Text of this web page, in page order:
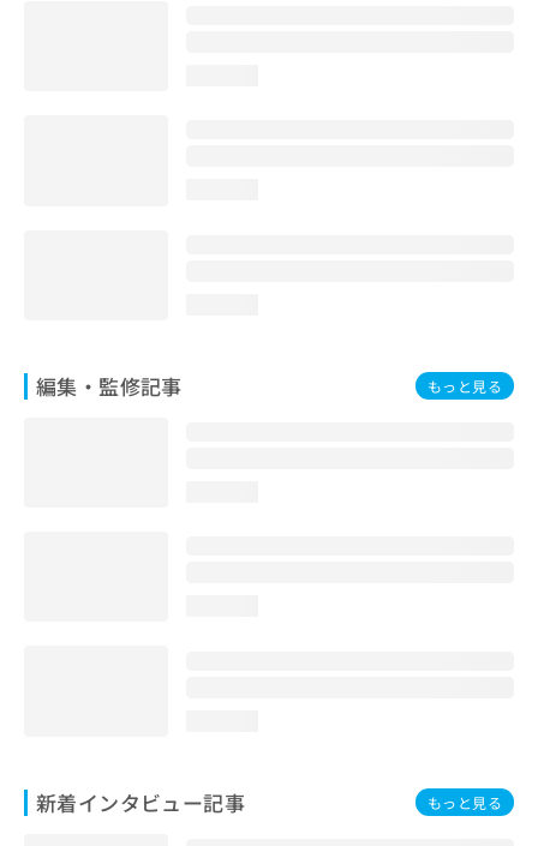
編集・監修記事 もっと見る
新着インタビュー記事 もっと見る